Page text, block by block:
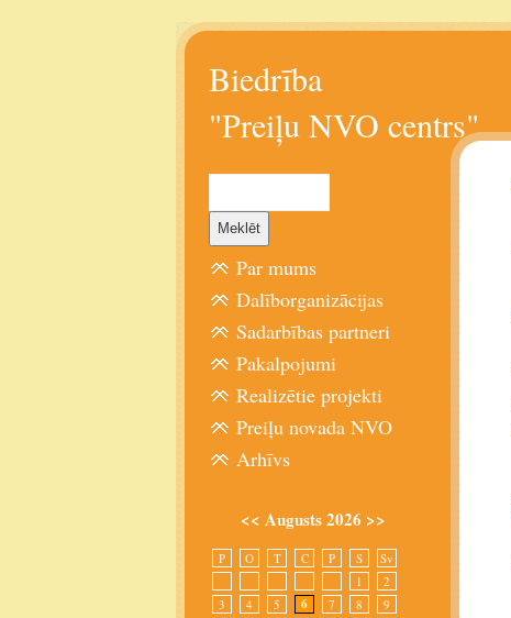
Biedrība
"Preiļu NVO centrs"
Par mums
Dalīborganizācijas
Sadarbības partneri
Pakalpojumi
Realizētie projekti
Preiļu novada NVO
Arhīvs
<< Augusts 2026 >>
P O T C P S
Sv
1
2
3
4 5 6 7 8
9